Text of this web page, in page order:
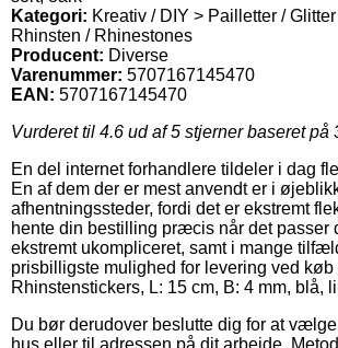
Kategori: Kreativ / DIY > Pailletter /
Rhinsten / Rhinestones
Producent: Diverse
Varenummer: 5707167145470
EAN: 5707167145470
Vurderet til 4.6 ud af 5 stjerner baseret på
En del internet forhandlere tildeler i dag
En af dem der er mest anvendt er i
afhentningssteder, fordi det er ekstremt
hente din bestilling præcis når det passer
ekstremt ukompliceret, samt i mange
prisbilligste mulighed for levering ved køb
Rhinstenstickers, L: 15 cm, B: 4 mm, blå,
Du bør derudover beslutte dig for at
hus eller til adressen på dit arbejde.